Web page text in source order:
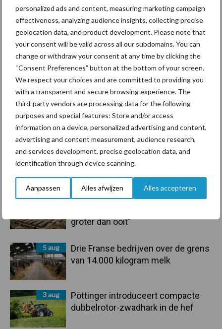
personalized ads and content, measuring marketing campaign
effectiveness, analyzing audience insights, collecting precise
geolocation data, and product development. Please note that
your consent will be valid across all our subdomains. You can
change or withdraw your consent at any time by clicking the
“Consent Preferences” button at the bottom of your screen.
We respect your choices and are committed to providing you
with a transparent and secure browsing experience. The
third-party vendors are processing data for the following
purposes and special features: Store and/or access
information on a device, personalized advertising and content,
advertising and content measurement, audience research,
and services development, precise geolocation data, and
identification through device scanning.
Aanpassen Alles afwijzen Alles accepteren
Primaire
Sidebar
Recent nieuws Partner nieuws
ForFarmers ziet volume en
marktaandeel groeien in krimpende
Nederlandse markt
6 aug
Tien praktische tips voor een
langere levensduur
5 aug
“Vraag naar praktische
groter dan ooit”
5 aug
Drie Franse bedrijven over de grens
van 14.000 kilogram melk
3 aug
Pöttinger introduceert compacte
dubbelrotor-zwadhark in de hef
Toon meer